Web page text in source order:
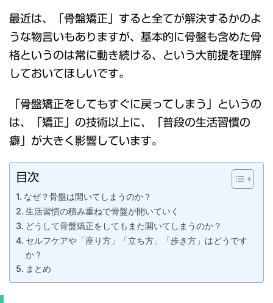
最近は、「骨盤矯正」すると全てが解決するかのよ
うな物言いもありますが、基本的に骨盤も含めた骨
格というのは常に動き続ける、という大前提を理解
しておいてほしいです。
「骨盤矯正をしてもすぐに戻ってしまう」というの
は、「矯正」の技術以上に、「普段の生活習慣の
癖」が大きく影響しています。
目次
なぜ？骨盤は開いてしまうのか？
生活習慣の積み重ねで骨盤が開いていく
どうして骨盤矯正をしてもまた開いてしまうのか？
セルフケアや「座り方」「立ち方」「歩き方」はどうです
か？
まとめ